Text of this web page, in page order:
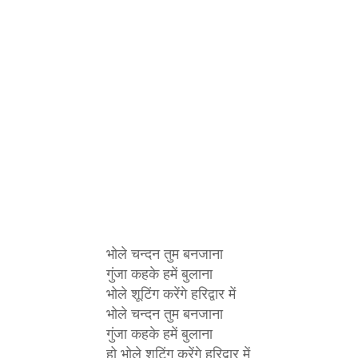
भोले चन्दन तुम बनजाना
गुंजा कहके हमें बुलाना
भोले शूटिंग करेंगे हरिद्वार में
भोले चन्दन तुम बनजाना
गुंजा कहके हमें बुलाना
हो भोले शूटिंग करेंगे हरिद्वार में